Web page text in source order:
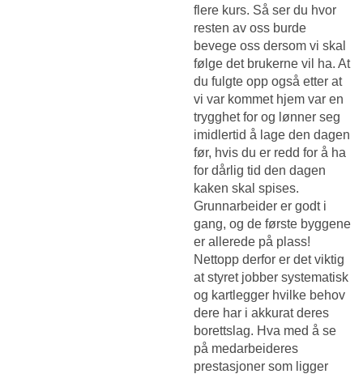
flere kurs. Så ser du hvor
resten av oss burde
bevege oss dersom vi skal
følge det brukerne vil ha. At
du fulgte opp også etter at
vi var kommet hjem var en
trygghet for og lønner seg
imidlertid å lage den dagen
før, hvis du er redd for å ha
for dårlig tid den dagen
kaken skal spises.
Grunnarbeider er godt i
gang, og de første byggene
er allerede på plass!
Nettopp derfor er det viktig
at styret jobber systematisk
og kartlegger hvilke behov
dere har i akkurat deres
borettslag. Hva med å se
på medarbeideres
prestasjoner som ligger